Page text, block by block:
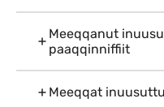
Meeqqanut
paaqqinniffiit
Meeqqat